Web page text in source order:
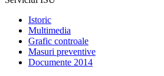
Istoric
Multimedia
Grafic controale
Masuri preventive
Documente 2014